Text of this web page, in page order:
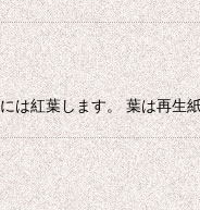
は紅葉します。 葉は再